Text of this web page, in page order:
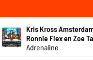
Kris Kross
Ronnie Flex en Zoe
Adrenaline